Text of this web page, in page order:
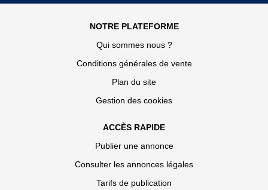
NOTRE PLATEFORME
Qui sommes nous ?
Conditions générales de vente
Plan du site
Gestion des cookies
ACCÈS RAPIDE
Publier une annonce
Consulter les annonces légales
Tarifs de publication